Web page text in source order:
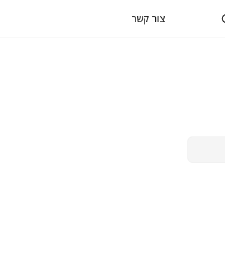
צור קשר